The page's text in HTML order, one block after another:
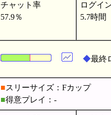
チャット率
57.9％
ログイ
5.7時間
◆最終
■スリーサイズ：Fカップ
■得意プレイ：-